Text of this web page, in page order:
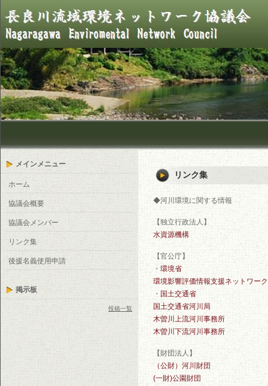
メインメニュー
ホーム
協議会概要
協議会メンバー
リンク集
後援名義使用申請
掲示板
投稿一覧
リンク集
◆河川環境に関する情報
【独立行政法人】
水資源機構
【官公庁】
・ 環境省
環境影響評価情報支援ネットワーク
・ 国土交通省
国土交通省河川局
木曽川上流河川事務所
木曽川下流河川事務所
【財団法人】
（公財）河川財団
(一財)公園財団